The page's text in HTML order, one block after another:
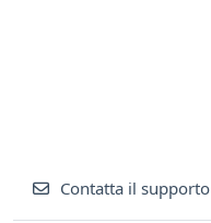
Contatta il supporto